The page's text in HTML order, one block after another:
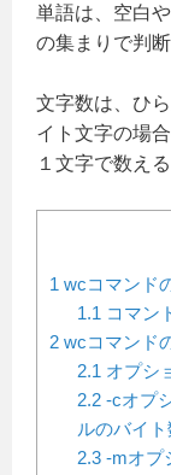
単語は、空白
の集まりで判断
文字数は、ひ
イト文字の場
１文字で数える
1 wcコマンド
1.1 コマン
2 wcコマンド
2.1 オプシ
2.2-cオプ
ルのバイ
2.3-mオプ